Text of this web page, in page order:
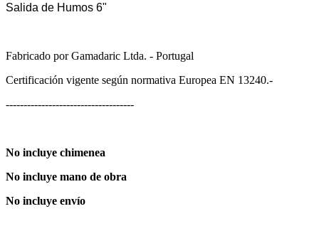
Salida de Humos 6"
Fabricado por Gamadaric Ltda. - Portugal
Certificación vigente según normativa Europea EN 13240.-
------------------------------------
No incluye chimenea
No incluye mano de obra
No incluye envío